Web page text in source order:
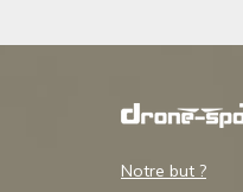
Notre but ?